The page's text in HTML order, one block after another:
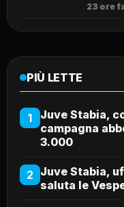
23 ore
PIÙ LETTE
1
Juve Stabia,
campagna
3.000
2 Juve Stabia,
saluta le